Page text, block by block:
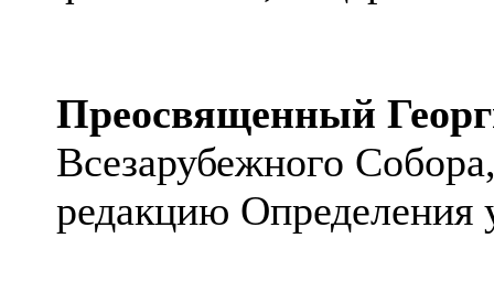
Преосвященный
Всезарубежного
редакцию Определения